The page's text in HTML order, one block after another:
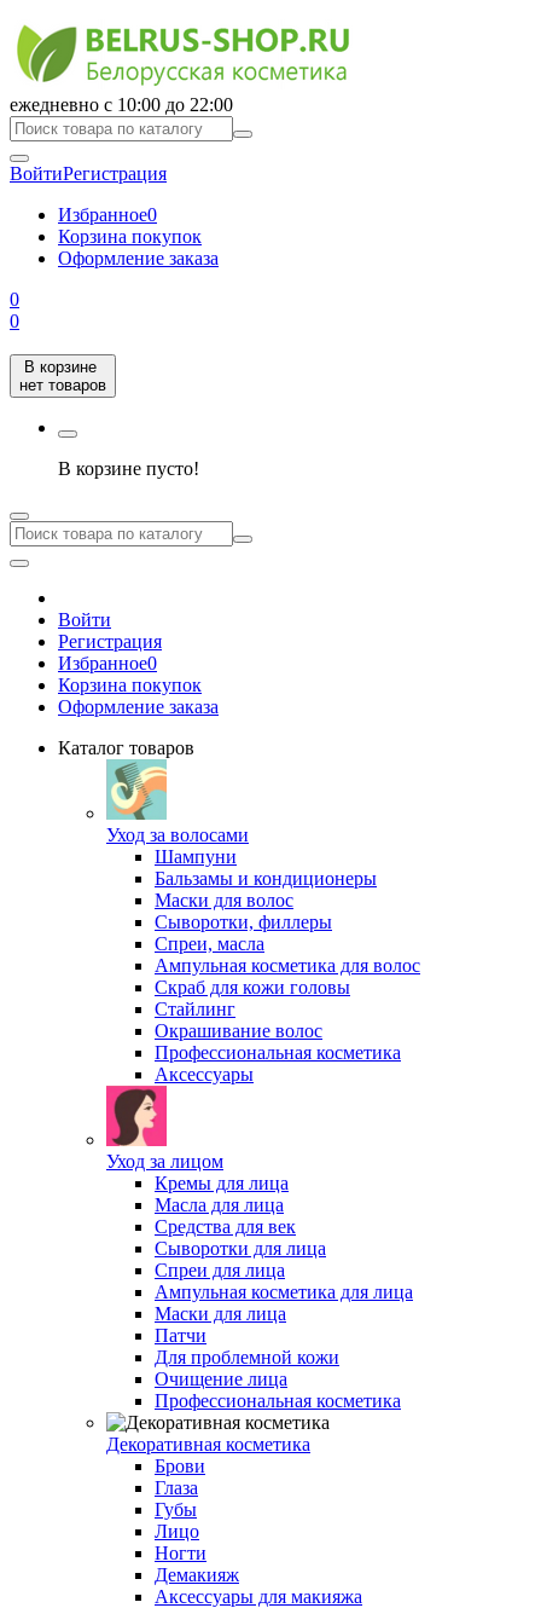
ежедневно с 10:00 до 22:00
ВойтиРегистрация
Избранное0
Корзина покупок
Оформление заказа
0
0
В корзине
нет товаров
В корзине пусто!
Войти
Регистрация
Избранное0
Корзина покупок
Оформление заказа
Каталог товаров
Уход за волосами
Шампуни
Бальзамы и кондиционеры
Маски для волос
Сыворотки, филлеры
Спреи, масла
Ампульная косметика для волос
Скраб для кожи головы
Стайлинг
Окрашивание волос
Профессиональная косметика
Аксессуары
Уход за лицом
Кремы для лица
Масла для лица
Средства для век
Сыворотки для лица
Спреи для лица
Ампульная косметика для лица
Маски для лица
Патчи
Для проблемной кожи
Очищение лица
Профессиональная косметика
Декоративная косметика
Брови
Глаза
Губы
Лицо
Ногти
Демакияж
Аксессуары для макияжа